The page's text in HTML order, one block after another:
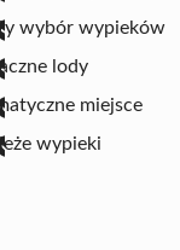
wybór wypieków
lody
miejsce
wypieki